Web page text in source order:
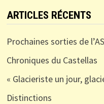
ARTICLES RÉCENTS
Prochaines sorties de
Chroniques du Castellas
« Glacieriste un jour,
Distinctions